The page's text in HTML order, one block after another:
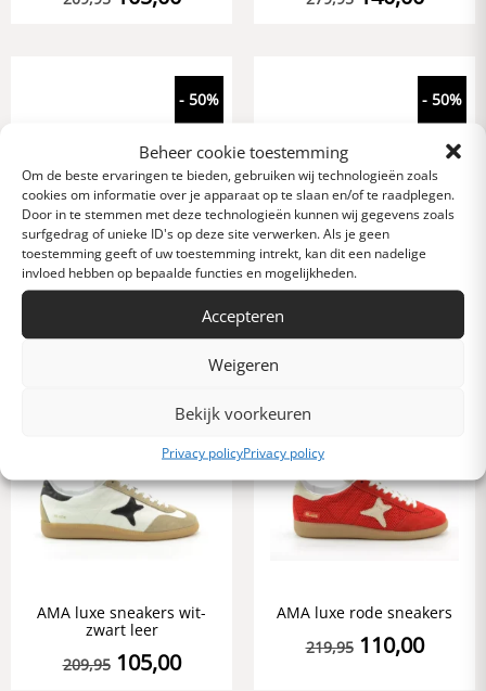
Beheer cookie toestemming
Om de beste ervaringen te bieden, gebruiken wij technologieën zoals
cookies om informatie over je apparaat op te slaan en/of te raadplegen.
Door in te stemmen met deze technologieën kunnen wij gegevens zoals
surfgedrag of unieke ID's op deze site verwerken. Als je geen
toestemming geeft of uw toestemming intrekt, kan dit een nadelige
invloed hebben op bepaalde functies en mogelijkheden.
Accepteren
Weigeren
Bekijk voorkeuren
Privacy policyPrivacy policy
- 50%
AMA luxe sneakers grijs-
camouflage-fluo
- 50%
AMA luxe blauwe
sneakers met wit
AMA luxe sneakers wit-
zwart leer
209,95 105,00
AMA luxe rode sneakers
219,95 110,00